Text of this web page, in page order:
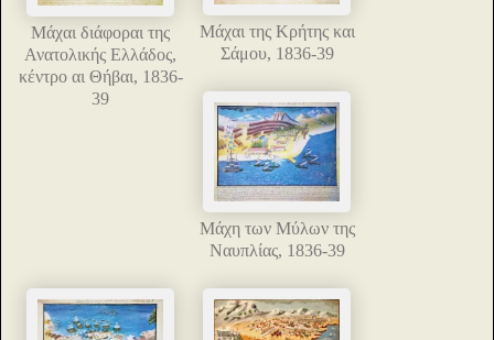
Μάχαι διάφοραι της
Ανατολικής Ελλάδος,
κέντρο αι Θήβαι, 1836-
39
Μάχαι της Κρήτης και
Σάμου, 1836-39
Μάχη των Μύλων της
Ναυπλίας, 1836-39